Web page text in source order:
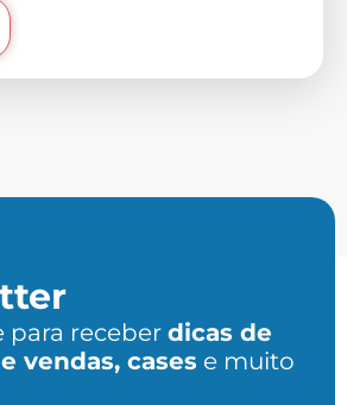
para receber dicas de
vendas, cases e muito